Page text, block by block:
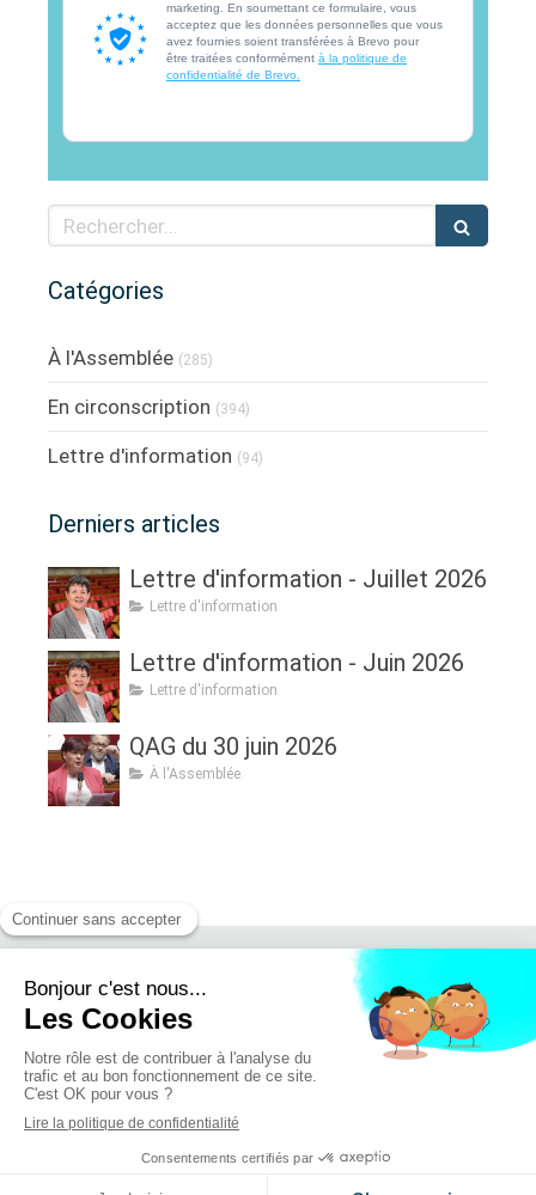
marketing. En soumettant ce formulaire, vous
acceptez que les données personnelles que vous
avez fournies soient transférées à Brevo pour
être traitées conformément à la politique de
confidentialité de Brevo.
Rechercher
Catégories
À l'Assemblée (285)
En circonscription (394)
Lettre d'information (94)
Derniers articles
Lettre d'information - Juillet 2026
Lettre d'information
Lettre d'information - Juin 2026
Lettre d'information
QAG du 30 juin 2026
À l'Assemblée
Retrouvez moi sur :